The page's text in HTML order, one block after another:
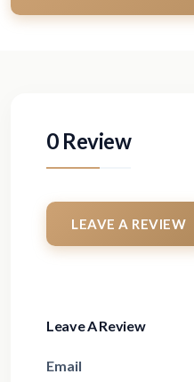
0 Review
LEAVE A REVIEW
Leave A Review
Email